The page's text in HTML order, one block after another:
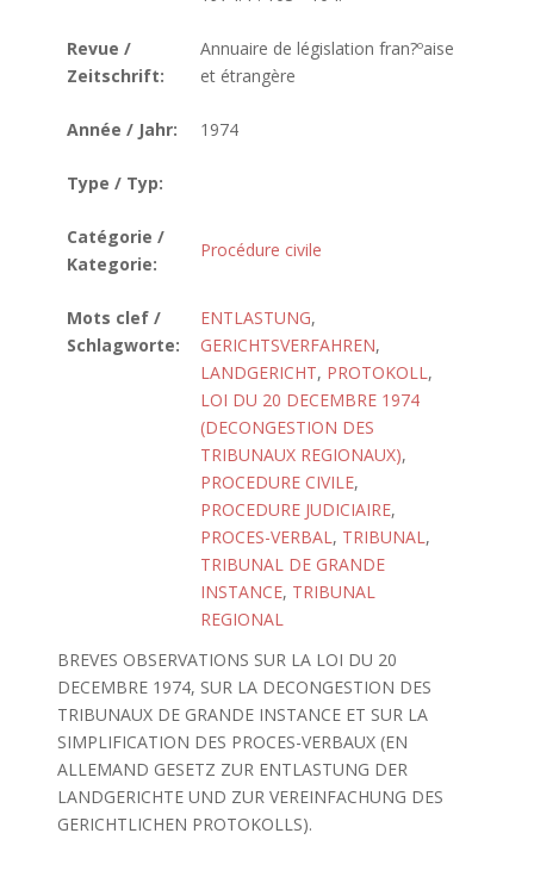
Revue /
Zeitschrift:
Annuaire de législation fran?ºaise
et étrangère
Année / Jahr: 1974
Type / Typ:
Catégorie /
Kategorie:
Procédure civile
Mots clef /
Schlagworte:
ENTLASTUNG,
GERICHTSVERFAHREN,
LANDGERICHT, PROTOKOLL,
LOI DU 20 DECEMBRE 1974
(DECONGESTION DES
TRIBUNAUX REGIONAUX),
PROCEDURE CIVILE,
PROCEDURE JUDICIAIRE,
PROCES-VERBAL, TRIBUNAL,
TRIBUNAL DE GRANDE
INSTANCE, TRIBUNAL
REGIONAL
BREVES OBSERVATIONS SUR LA LOI DU 20
DECEMBRE 1974, SUR LA DECONGESTION DES
TRIBUNAUX DE GRANDE INSTANCE ET SUR LA
SIMPLIFICATION DES PROCES-VERBAUX (EN
ALLEMAND GESETZ ZUR ENTLASTUNG DER
LANDGERICHTE UND ZUR VEREINFACHUNG DES
GERICHTLICHEN PROTOKOLLS).